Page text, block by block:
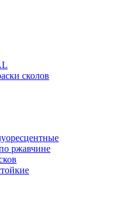
сколов
ржавчине